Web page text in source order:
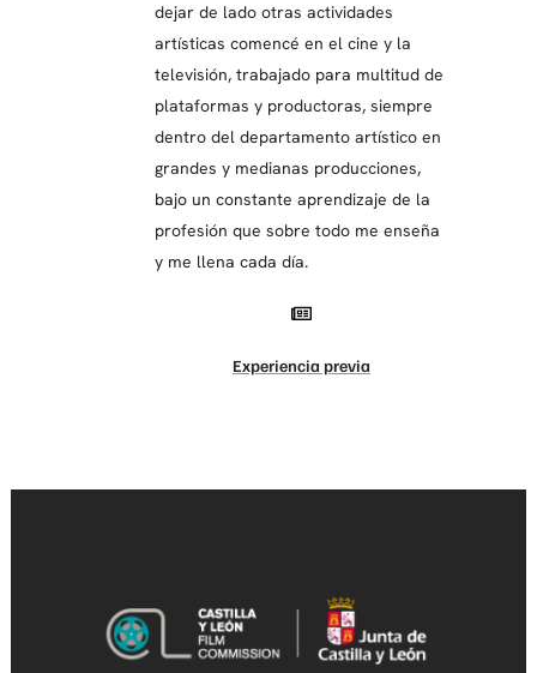
dejar de lado otras actividades
artísticas comencé en el cine y la
televisión, trabajado para multitud de
plataformas y productoras, siempre
dentro del departamento artístico en
grandes y medianas producciones,
bajo un constante aprendizaje de la
profesión que sobre todo me enseña
y me llena cada día.
Experiencia previa